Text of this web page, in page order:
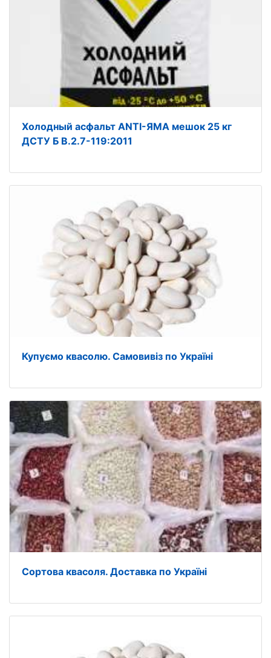
Холодный асфальт ANTI-ЯМА мешок 25 кг
ДСТУ Б В.2.7-119:2011
Купуємо квасолю. Самовивіз по Україні
Сортова квасоля. Доставка по Україні